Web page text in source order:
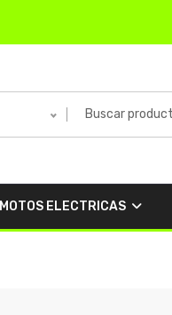
MOTOS ELECTRICAS